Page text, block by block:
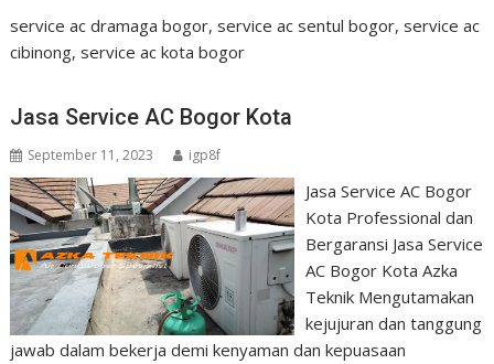
service ac dramaga bogor, service ac sentul bogor, service ac
cibinong, service ac kota bogor
Jasa Service AC Bogor Kota
September 11, 2023 igp8f
Jasa Service AC Bogor
Kota Professional dan
Bergaransi Jasa Service
AC Bogor Kota Azka
Teknik Mengutamakan
kejujuran dan tanggung
jawab dalam bekerja demi kenyaman dan kepuasaan